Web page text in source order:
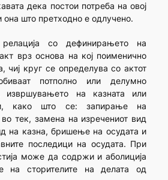
дека постои потреба на овој
она што претходно е одлучено.
со дефинирањето на
врз основа на кој поименично
чиј круг се определува со актот
потполно или делумно
извршувањето на казната или
како што се: запирање на
тек, замена на изре­че­ниот вид
на казна, бришење на осудата и
последици на осудата. При
може да содржи и аболиција
на сторителите на делата од